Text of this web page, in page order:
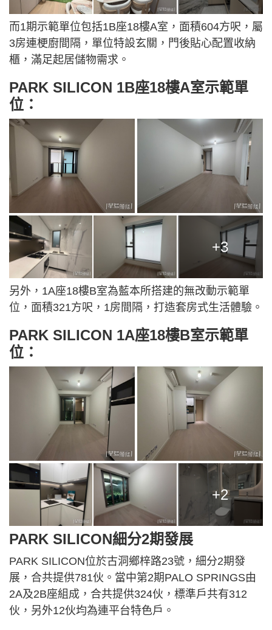
而1期示範單位包括1B座18樓A室，面積604方呎，屬
3房連梗廚間隔，單位特設玄關，門後貼心配置收納
櫃，滿足起居儲物需求。
PARK SILICON 1B座18樓A室示範單
位：
+3
另外，1A座18樓B室為藍本所搭建的無改動示範單
位，面積321方呎，1房間隔，打造套房式生活體驗。
PARK SILICON 1A座18樓B室示範單
位：
+2
PARK SILICON細分2期發展
PARK SILICON位於古洞鄉梓路23號，細分2期發
展，合共提供781伙。當中第2期PALO SPRINGS由
2A及2B座組成，合共提供324伙，標準戶共有312
伙，另外12伙均為連平台特色戶。